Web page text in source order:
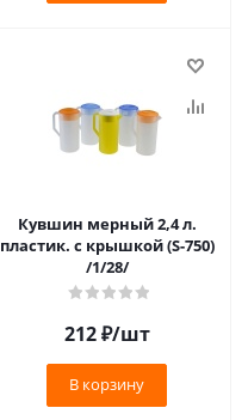
Кувшин мерный 2,4 л.
пластик. с крышкой (S-750)
/1/28/
212₽/шт
В корзину